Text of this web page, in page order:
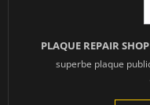
PLAQUE REPAIR
superbe plaque